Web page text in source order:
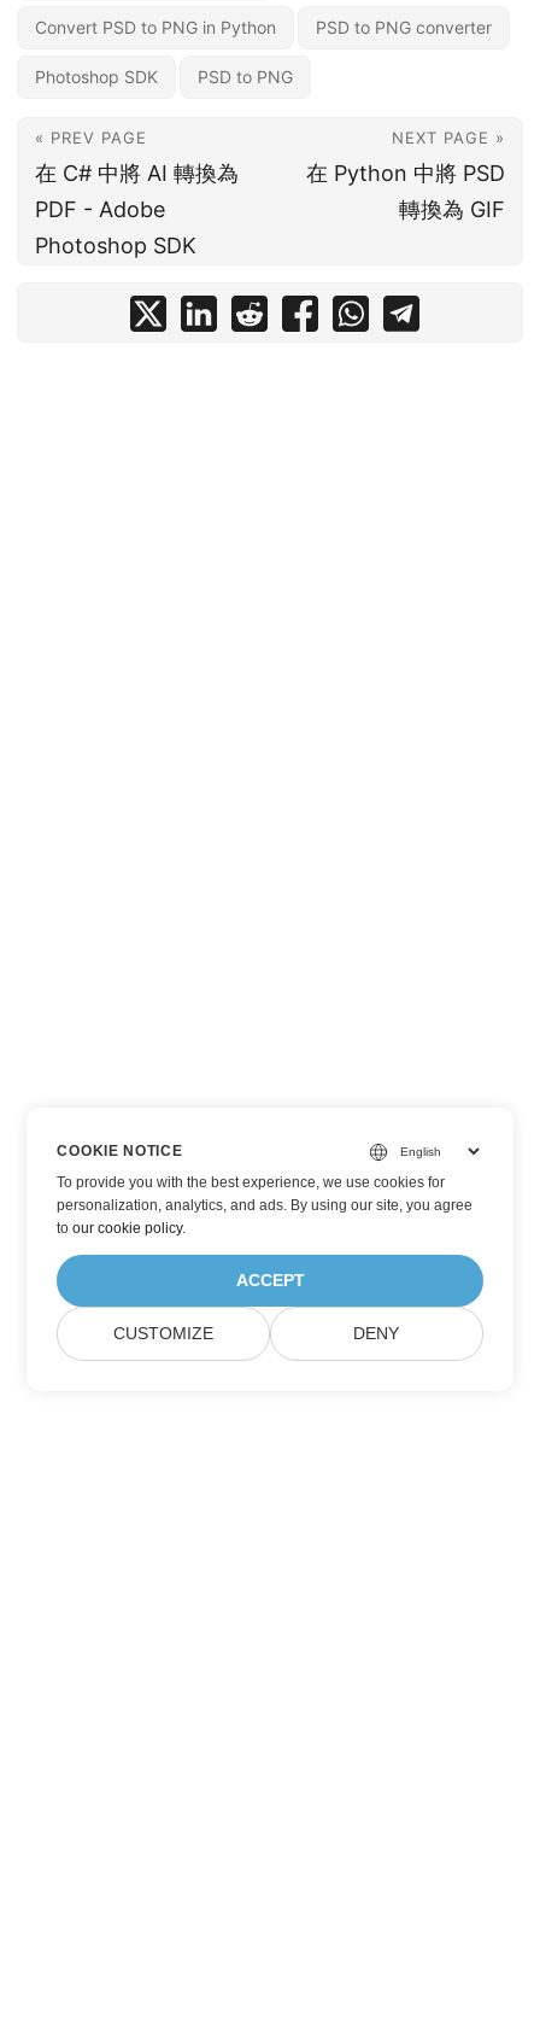
Convert PSD to PNG in Python PSD to PNG converter
Photoshop SDK PSD to PNG
« PREV PAGE
在 C# 中將 AI 轉換為
PDF - Adobe
Photoshop SDK
NEXT PAGE »
在 Python 中將 PSD
轉換為 GIF
COOKIE NOTICE
To provide you with the best experience, we use cookies for
personalization, analytics, and ads. By using our site, you agree
toour cookie policy.
ACCEPT
CUSTOMIZE DENY